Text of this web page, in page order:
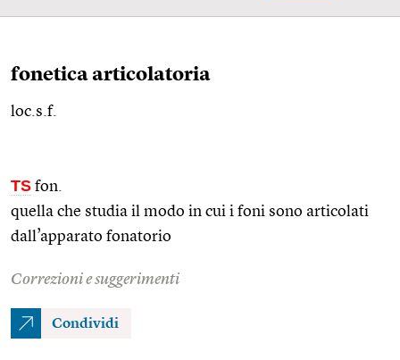
fonetica articolatoria
loc.s.f.
TS fon.
quella che studia il modo in cui i foni sono articolati
dall’apparato fonatorio
Correzioni e suggerimenti
Condividi